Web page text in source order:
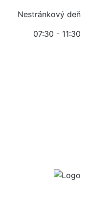
Nestránkový deň
07:30 - 11:30